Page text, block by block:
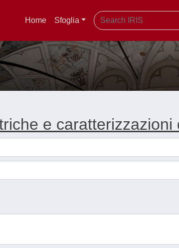
Home Sfoglia
e caratterizzazioni